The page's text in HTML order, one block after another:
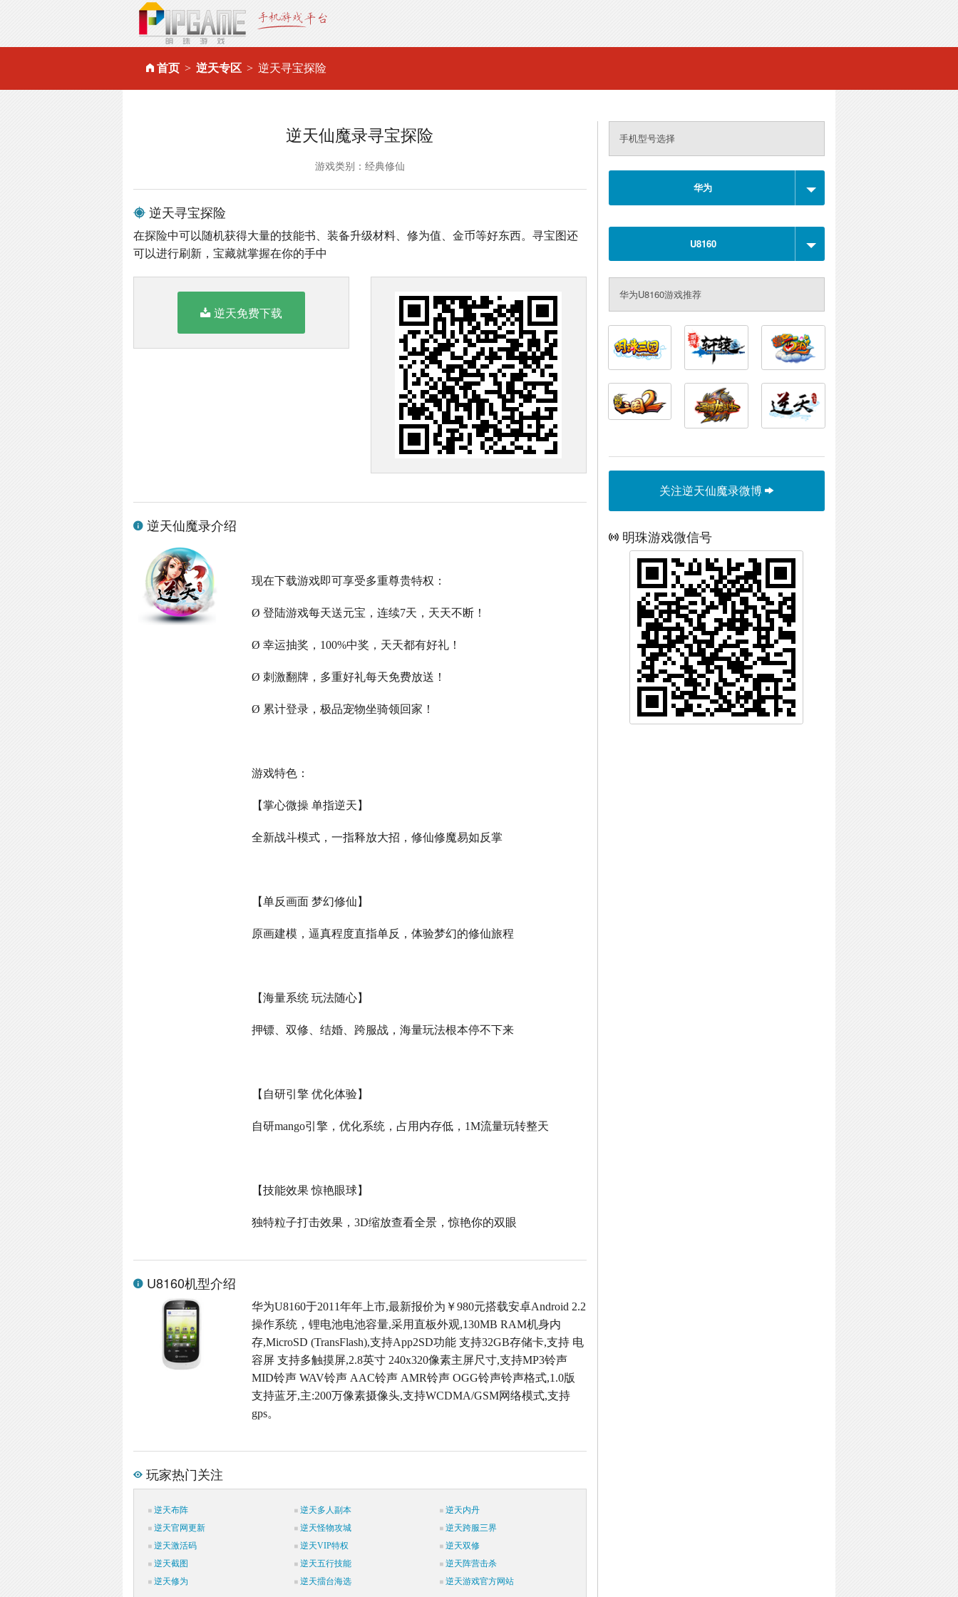
首页 逆天专区 逆天寻宝探险
逆天仙魔录寻宝探险
游戏类别：经典修仙
逆天寻宝探险
在探险中可以随机获得大量的技能书、装备升级材料、修为值、金币等好东西。寻宝图还
可以进行刷新，宝藏就掌握在你的手中
逆天免费下载
逆天仙魔录介绍
现在下载游戏即可享受多重尊贵特权：
Ø 登陆游戏每天送元宝，连续7天，天天不断！
Ø 幸运抽奖，100%中奖，天天都有好礼！
Ø 刺激翻牌，多重好礼每天免费放送！
Ø 累计登录，极品宠物坐骑领回家！
游戏特色：
【掌心微操 单指逆天】
全新战斗模式，一指释放大招，修仙修魔易如反掌
【单反画面 梦幻修仙】
原画建模，逼真程度直指单反，体验梦幻的修仙旅程
【海量系统 玩法随心】
押镖、双修、结婚、跨服战，海量玩法根本停不下来
【自研引擎 优化体验】
自研mango引擎，优化系统，占用内存低， 1M流量玩转整天
【技能效果 惊艳眼球】
独特粒子打击效果，3D缩放查看全景，惊艳你的双眼
U8160机型介绍
华为U8160于2011年年上市,最新报价为￥980元搭载安卓Android 2.2
操作系统，锂电池电池容量,采用直板外观,130MB RAM机身内
存,MicroSD (TransFlash),支持App2SD功能 支持32GB存储卡,支持 电
容屏 支持多触摸屏,2.8英寸 240x320像素主屏尺寸,支持MP3铃声
MID铃声 WAV铃声 AAC铃声 AMR铃声 OGG铃声铃声格式,1.0版
支持蓝牙,主:200万像素摄像头,支持WCDMA/GSM网络模式,支持
gps。
玩家热门关注
逆天布阵 逆天多人副本
逆天内丹
逆天官网更新
逆天怪物攻城
逆天跨服三界
逆天激活码
逆天VIP特权
逆天双修
逆天截图
逆天五行技能
逆天阵营击杀
逆天修为
逆天擂台海选 逆天游戏官方网站
手机型号选择
华为
U8160
华为U8160游戏推荐
关注逆天仙魔录微博
明珠游戏微信号